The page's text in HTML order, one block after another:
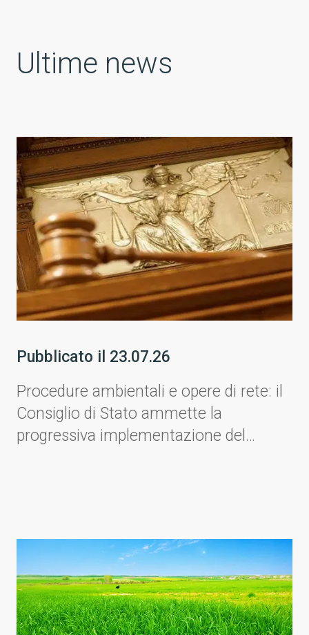
Ultime news
Pubblicato il 23.07.26
Procedure ambientali e opere di rete: il
Consiglio di Stato ammette la
progressiva implementazione del